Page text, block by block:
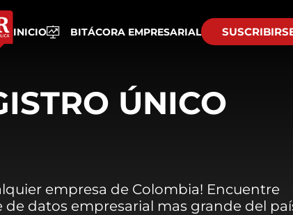
INICIO BITÁCORA EMPRESARIAL
ÚNICO
empresa de Colombia! Encuentre
de datos empresarial mas grande del